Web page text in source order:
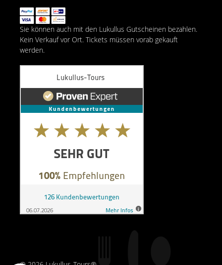
Sie können auch mit den Lukullus Gutscheinen bezahlen.
Kein Verkauf vor Ort. Tickets müssen vorab gekauft
werden.